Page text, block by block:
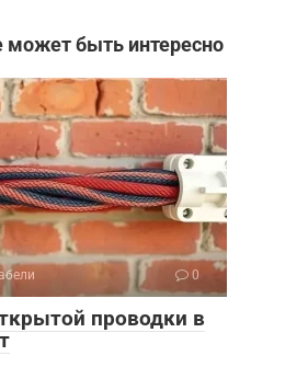
быть интересно
0
проводки в